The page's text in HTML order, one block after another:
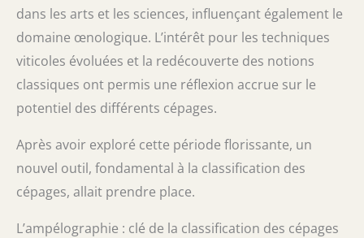
dans les arts et les sciences, influençant également le
domaine œnologique. L’intérêt pour les techniques
viticoles évoluées et la redécouverte des notions
classiques ont permis une réflexion accrue sur le
potentiel des différents cépages.
Après avoir exploré cette période florissante, un
nouvel outil, fondamental à la classification des
cépages, allait prendre place.
L’ampélographie : clé de la classification des cépages